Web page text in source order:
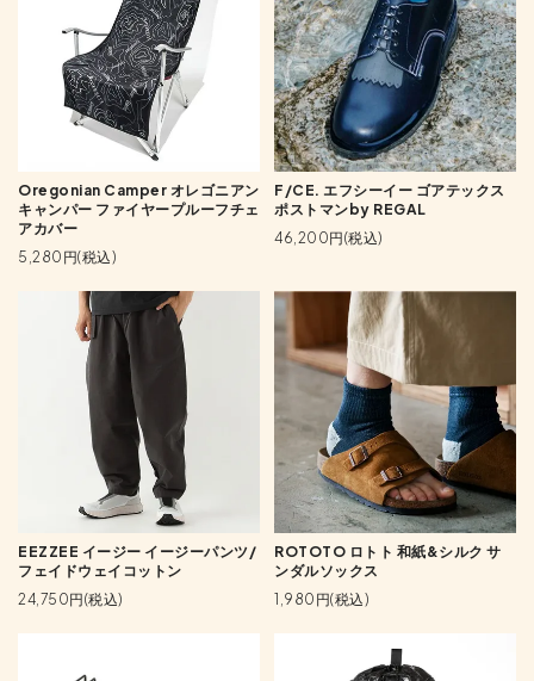
Oregonian Camper オレゴニアン
キャンパー ファイヤープルーフチェ
アカバー
5,280円(税込)
F/CE. エフシーイー ゴアテックス
ポストマンby REGAL
46,200円(税込)
EEZZEE イージー イージーパンツ/
フェイドウェイコットン
24,750円(税込)
ROTOTO ロトト 和紙&シルク サ
ンダルソックス
1,980円(税込)